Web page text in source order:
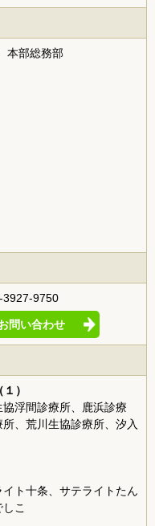
部総務部
3927-9750
問い合わせ
）
浮間診療所、鹿浜診療
、荒川生協診療所、汐入
ト十条、サテライトたん
こ